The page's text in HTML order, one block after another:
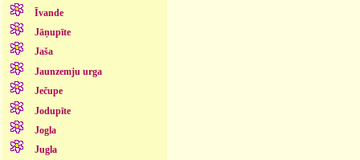
Īvande
Jāņupīte
Jaša
Jaunzemju urga
Ječupe
Jodupīte
Jogla
Jugla